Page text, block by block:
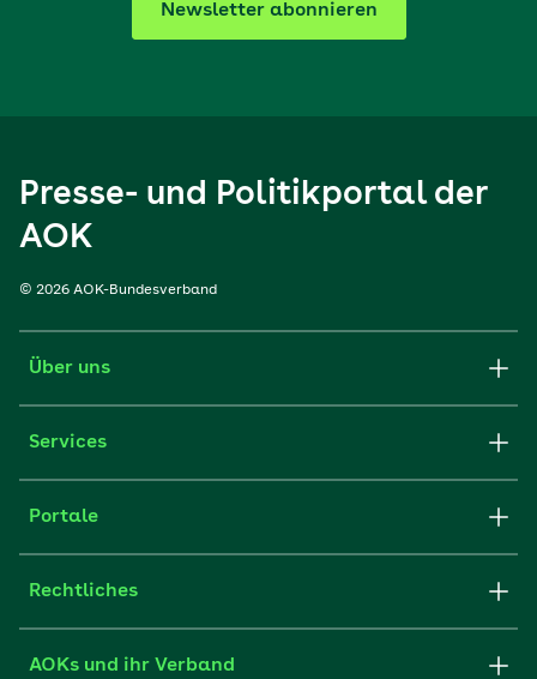
Newsletter abonnieren
Presse- und Politikportal der
AOK
© 2026 AOK-Bundesverband
Über uns
Services
Portale
Rechtliches
AOKs und ihr Verband